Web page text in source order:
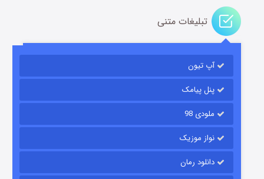
تبلیغات متنی
آپ تیون
پنل پیامک
ملودی 98
نواز موزیک
دانلود رمان